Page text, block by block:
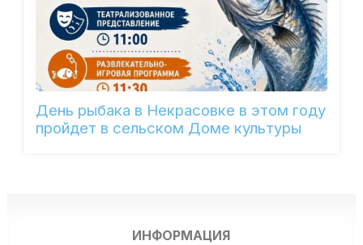
День рыбака в Некрасовке в этом году
пройдет в сельском Доме культуры
ИНФОРМАЦИЯ